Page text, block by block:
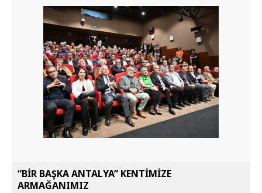
“BİR BAŞKA ANTALYA” KENTİMİZE
ARMAĞANIMIZ